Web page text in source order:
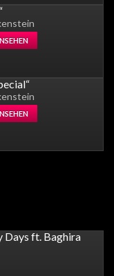
Days ft. Baghira